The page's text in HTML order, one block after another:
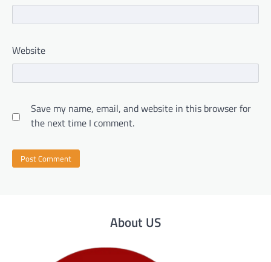
Website
Save my name, email, and website in this browser for
the next time I comment.
About US